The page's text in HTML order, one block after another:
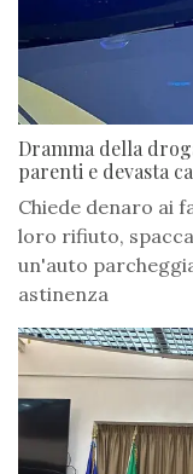
Dramma della
parenti e devasta
Chiede denaro ai
loro rifiuto,
un'auto
astinenza